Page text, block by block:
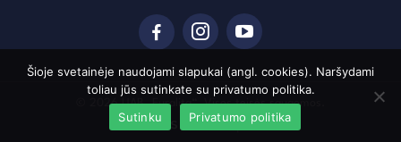
© 2026 UAB „Euralita“. Visos teisės saugomos.
Sukurta:
Šioje svetainėje naudojami slapukai (angl. cookies). Naršydami
toliau jūs sutinkate su privatumo politika.
Sutinku
Privatumo politika